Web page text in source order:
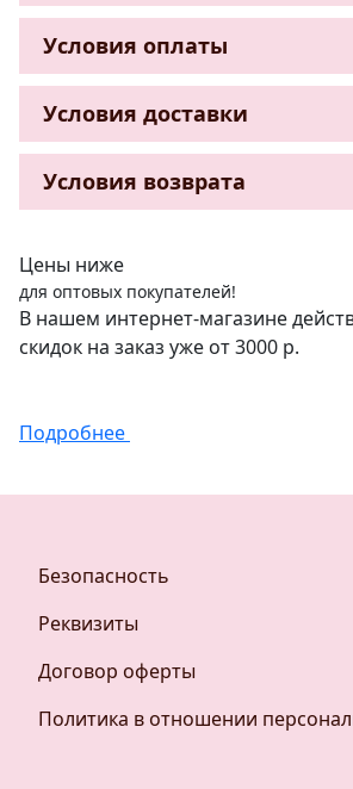
Условия оплаты
Условия доставки
Условия возврата
Цены ниже
для оптовых покупателей!
В нашем интернет-магазине
скидок на заказ уже от 3000 р.
Подробнее
Безопасность
Реквизиты
Договор оферты
Политика в отношении